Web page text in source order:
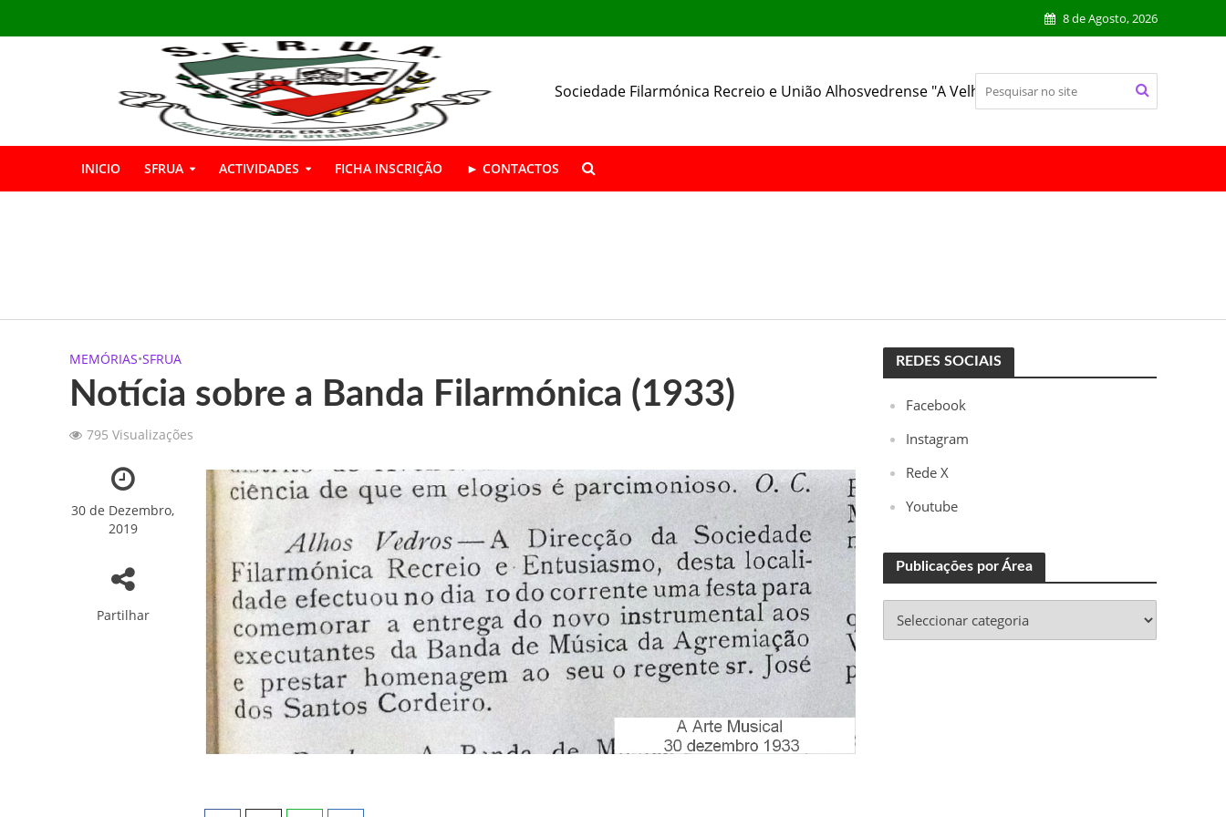
8 de Agosto, 2026
Sociedade Filarmónica Recreio e União Alhosvedrense "A Velhinha"
INICIO SFRUA ACTIVIDADES FICHA INSCRIÇÃO ► CONTACTOS
A SFRUA assinalou o seu 157.º aniversário.
Convite: 157º Aniversário da SFRUA “A Velhinha” – 2 agosto – 21:30h – Sede
Patinagem: 7os Testes Distritais
Novidades sobre o Bar
Fotos: Capoeira 2026
Fotos: Torneio Intercalar de Formação 2026 (Patinagem)
Fotos: Ballet “Era uma vez o Mundo”
MEMÓRIAS•SFRUA
Notícia sobre a Banda Filarmónica (1933)
795 Visualizações
30 de Dezembro,
2019
Partilhar
REDES SOCIAIS
Facebook
Instagram
Rede X
Youtube
Publicações por Área